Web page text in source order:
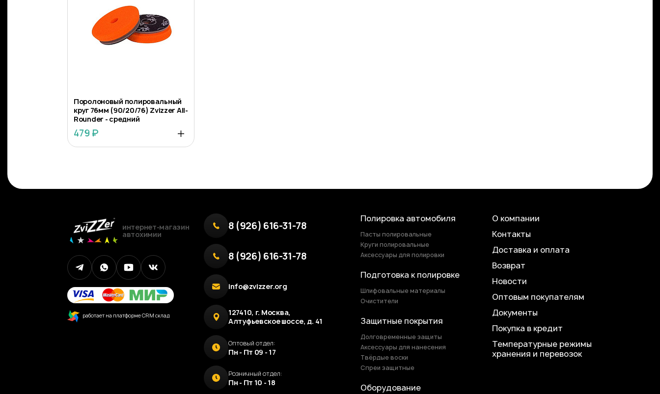
Поролоновый полировальный
круг 76мм (90/20/76) Zvizzer All-
Rounder - средний
479 ₽
интернет-магазин
автохимии
работает на платформе CRM склад
8 (926) 616-31-78
8 (926) 616-31-78
info@zvizzer.org
127410, г. Москва,
Алтуфьевское шоссе, д. 41
Оптовый отдел:
Пн - Пт 09 - 17
Розничный отдел:
Пн - Пт 10 - 18
Полировка автомобиля
Пасты полировальные
Круги полировальные
Аксессуары для полировки
Подготовка к полировке
Шлифовальные материалы
Очистители
Защитные покрытия
Долговременные защиты
Аксессуары для нанесения
Твёрдые воски
Спреи защитные
Оборудование
О компании
Контакты
Доставка и оплата
Возврат
Новости
Оптовым покупателям
Документы
Покупка в кредит
Температурные режимы
хранения и перевозок